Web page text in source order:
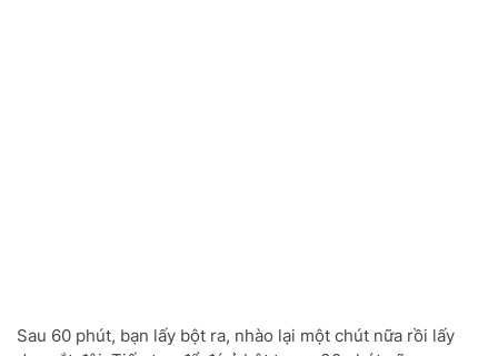
Sau 60 phút, bạn lấy bột ra, nhào lại một chút nữa rồi lấy